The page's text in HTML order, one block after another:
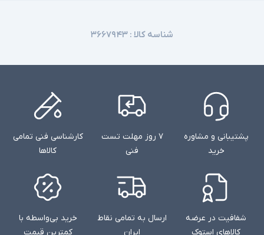
شناسه کالا : ۳۶۶۷۹۴۳
پشتیبانی و مشاوره
خرید
۷ روز مهلت تست
فنی
کارشناسی فنی تمامی
کالاها
شفافیت در عرضه
کالاهای استوک
ارسال به تمامی نقاط
ایران
خرید بی‌واسطه با
کمترین قیمت